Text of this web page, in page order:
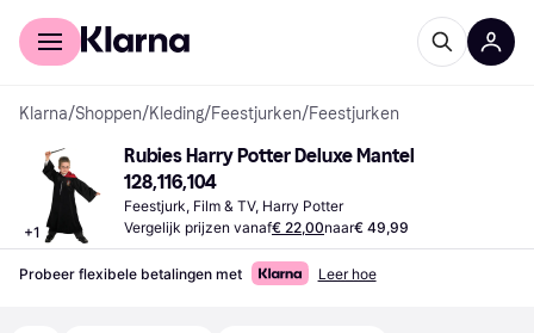
Voor shoppers
Klarna/Shoppen/Kleding/Feestjurken/Feestjurken
+1
Rubies Harry Potter Deluxe Mantel
128,116,104
Feestjurk, Film & TV, Harry Potter
Vergelijk prijzen vanaf€ 22,00naar€ 49,99
Probeer flexibele betalingen met Leer hoe